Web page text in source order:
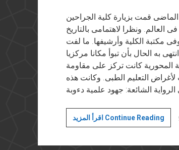
للندن الأسبوع الماضى قمت بزيارة كلية الجراحين
العالم. ونظرا لاهتمامى بالتاريخ
مكتبة الكلية وأرشيفها. ما لفت
به الحال بأن تبوأ مكانا مركزيا
المحورية كانت تركز على مقاومة
التعليم الطبى. وكانت هذه
اقرأ المزيد Continue Reading